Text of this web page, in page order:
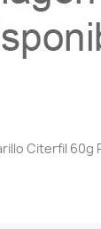
Citerfil 60g